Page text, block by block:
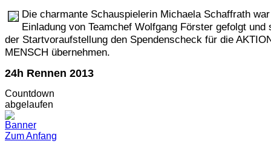
Die charmante Schauspielerin Michaela Schaffrath
Einladung von Teamchef Wolfgang Förster gefolgt und
der Startvoraufstellung den Spendenscheck für die
MENSCH übernehmen.
24h Rennen 2013
Countdown
abgelaufen
Zum Anfang